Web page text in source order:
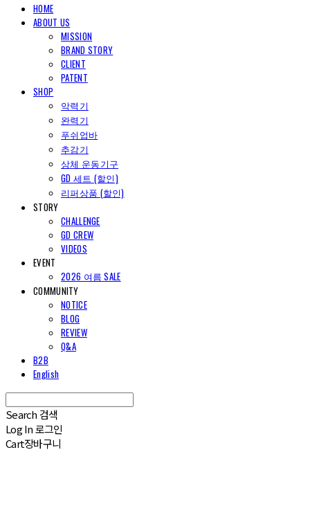
HOME
ABOUT US
MISSION
BRAND STORY
CLIENT
PATENT
SHOP
악력기
완력기
푸쉬업바
추감기
상체 운동기구
GD 세트 (할인)
리퍼상품 (할인)
STORY
CHALLENGE
GD CREW
VIDEOS
EVENT
2026 여름 SALE
COMMUNITY
NOTICE
BLOG
REVIEW
Q&A
B2B
English
Search 검색
Log In로그인
Cart장바구니